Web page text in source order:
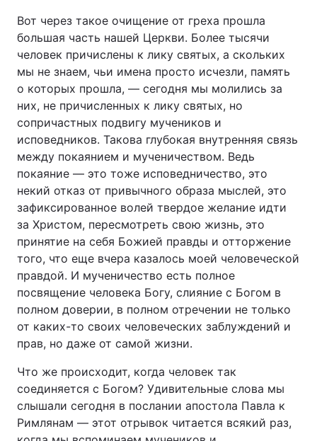
Вот через такое очищение от греха прошла
большая часть нашей Церкви. Более тысячи
человек причислены к лику святых, а скольких
мы не знаем, чьи имена просто исчезли, память
о которых прошла, — сегодня мы молились за
них, не причисленных к лику святых, но
сопричастных подвигу мучеников и
исповедников. Такова глубокая внутренняя связь
между покаянием и мученичеством. Ведь
покаяние — это тоже исповедничество, это
некий отказ от привычного образа мыслей, это
зафиксированное волей твердое желание идти
за Христом, пересмотреть свою жизнь, это
принятие на себя Божией правды и отторжение
того, что еще вчера казалось моей человеческой
правдой. И мученичество есть полное
посвящение человека Богу, слияние с Богом в
полном доверии, в полном отречении не только
от каких-то своих человеческих заблуждений и
прав, но даже от самой жизни.
Что же происходит, когда человек так
соединяется с Богом? Удивительные слова мы
слышали сегодня в послании апостола Павла к
Римлянам — этот отрывок читается всякий раз,